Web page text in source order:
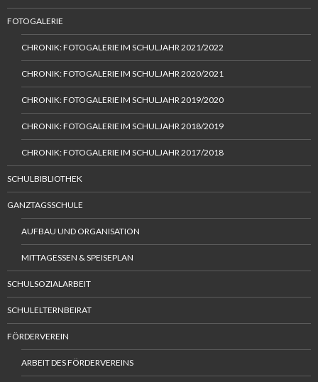
FOTOGALERIE
CHRONIK: FOTOGALERIE IM SCHULJAHR 2021/2022
CHRONIK: FOTOGALERIE IM SCHULJAHR 2020/2021
CHRONIK: FOTOGALERIE IM SCHULJAHR 2019/2020
CHRONIK: FOTOGALERIE IM SCHULJAHR 2018/2019
CHRONIK: FOTOGALERIE IM SCHULJAHR 2017/2018
SCHULBIBLIOTHEK
GANZTAGSSCHULE
AUFBAU UND ORGANISATION
MITTAGESSEN & SPEISEPLAN
SCHULSOZIALARBEIT
SCHULELTERNBEIRAT
FÖRDERVEREIN
ARBEIT DES FÖRDERVEREINS